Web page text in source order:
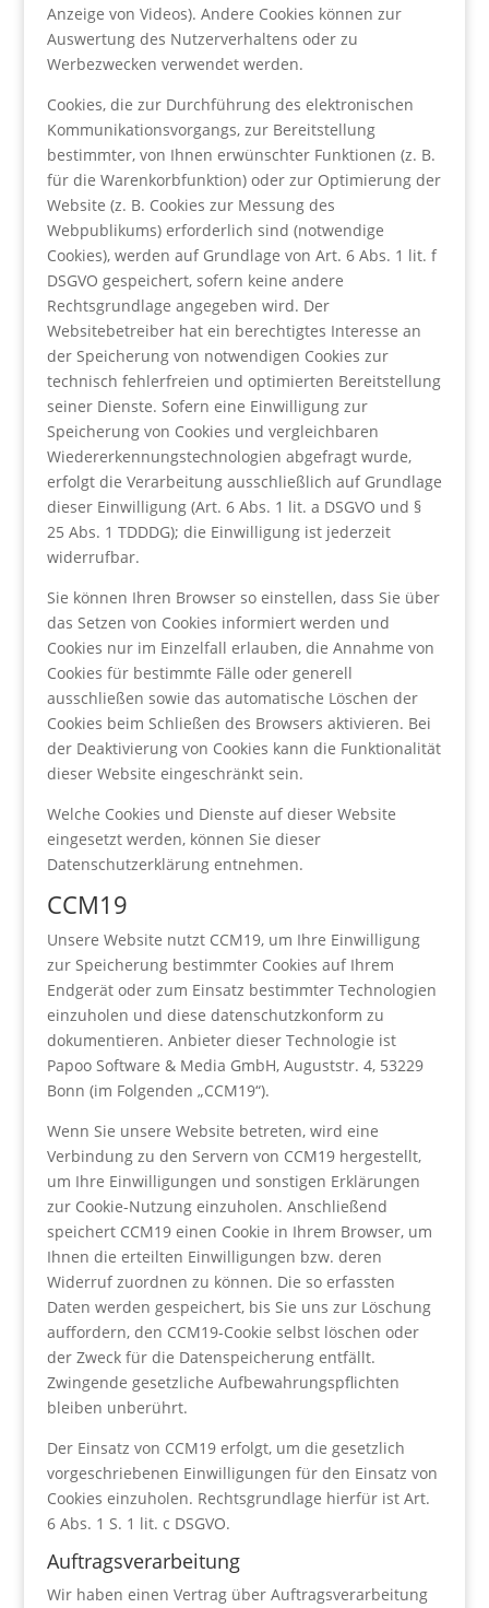
Anzeige von Videos). Andere Cookies können zur
Auswertung des Nutzerverhaltens oder zu
Werbezwecken verwendet werden.
Cookies, die zur Durchführung des elektronischen
Kommunikationsvorgangs, zur Bereitstellung
bestimmter, von Ihnen erwünschter Funktionen (z. B.
für die Warenkorbfunktion) oder zur Optimierung der
Website (z. B. Cookies zur Messung des
Webpublikums) erforderlich sind (notwendige
Cookies), werden auf Grundlage von Art. 6 Abs. 1 lit. f
DSGVO gespeichert, sofern keine andere
Rechtsgrundlage angegeben wird. Der
Websitebetreiber hat ein berechtigtes Interesse an
der Speicherung von notwendigen Cookies zur
technisch fehlerfreien und optimierten Bereitstellung
seiner Dienste. Sofern eine Einwilligung zur
Speicherung von Cookies und vergleichbaren
Wiedererkennungstechnologien abgefragt wurde,
erfolgt die Verarbeitung ausschließlich auf Grundlage
dieser Einwilligung (Art. 6 Abs. 1 lit. a DSGVO und §
25 Abs. 1 TDDDG); die Einwilligung ist jederzeit
widerrufbar.
Sie können Ihren Browser so einstellen, dass Sie über
das Setzen von Cookies informiert werden und
Cookies nur im Einzelfall erlauben, die Annahme von
Cookies für bestimmte Fälle oder generell
ausschließen sowie das automatische Löschen der
Cookies beim Schließen des Browsers aktivieren. Bei
der Deaktivierung von Cookies kann die Funktionalität
dieser Website eingeschränkt sein.
Welche Cookies und Dienste auf dieser Website
eingesetzt werden, können Sie dieser
Datenschutzerklärung entnehmen.
CCM19
Unsere Website nutzt CCM19, um Ihre Einwilligung
zur Speicherung bestimmter Cookies auf Ihrem
Endgerät oder zum Einsatz bestimmter Technologien
einzuholen und diese datenschutzkonform zu
dokumentieren. Anbieter dieser Technologie ist
Papoo Software & Media GmbH, Auguststr. 4, 53229
Bonn (im Folgenden „CCM19“).
Wenn Sie unsere Website betreten, wird eine
Verbindung zu den Servern von CCM19 hergestellt,
um Ihre Einwilligungen und sonstigen Erklärungen
zur Cookie-Nutzung einzuholen. Anschließend
speichert CCM19 einen Cookie in Ihrem Browser, um
Ihnen die erteilten Einwilligungen bzw. deren
Widerruf zuordnen zu können. Die so erfassten
Daten werden gespeichert, bis Sie uns zur Löschung
auffordern, den CCM19-Cookie selbst löschen oder
der Zweck für die Datenspeicherung entfällt.
Zwingende gesetzliche Aufbewahrungspflichten
bleiben unberührt.
Der Einsatz von CCM19 erfolgt, um die gesetzlich
vorgeschriebenen Einwilligungen für den Einsatz von
Cookies einzuholen. Rechtsgrundlage hierfür ist Art.
6 Abs. 1 S. 1 lit. c DSGVO.
Auftragsverarbeitung
Wir haben einen Vertrag über Auftragsverarbeitung